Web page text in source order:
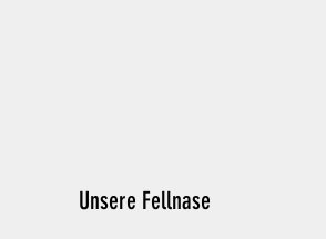
Unsere Fellnase